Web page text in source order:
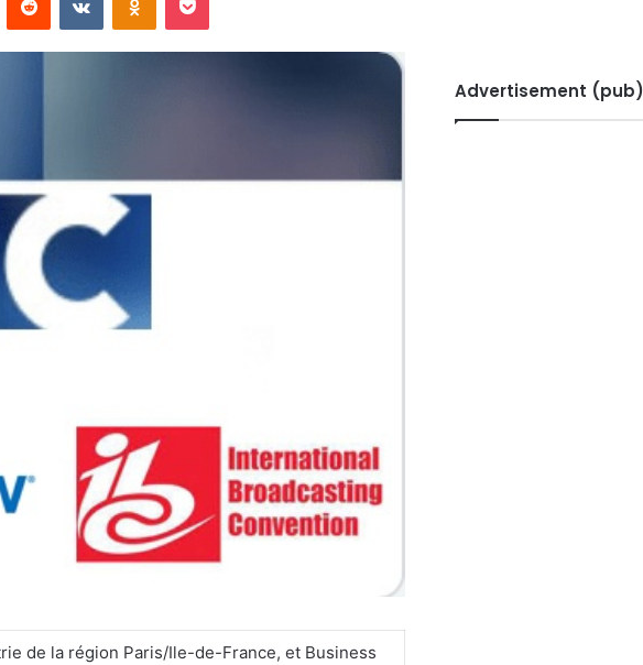
de la région Paris/Ile-de-France, et Business
Advertisement (pub)